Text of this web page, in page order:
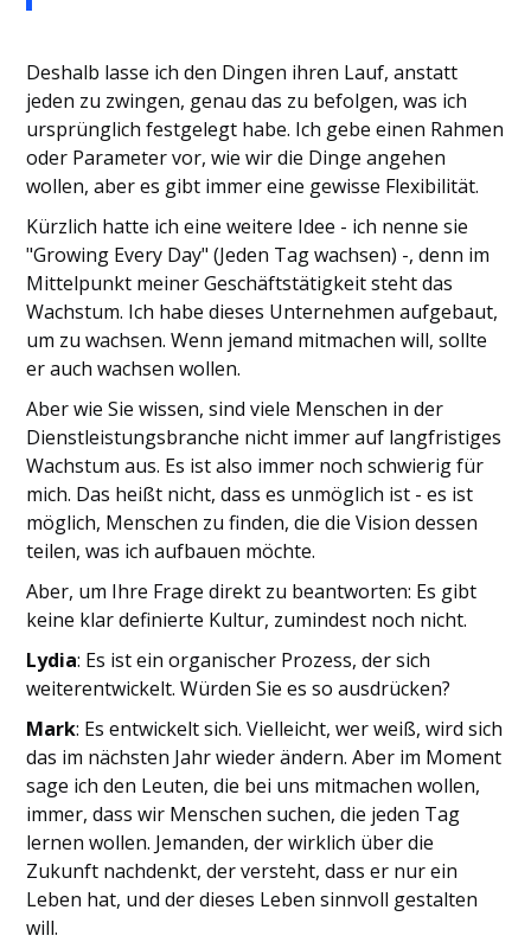
Deshalb lasse ich den Dingen ihren Lauf, anstatt
jeden zu zwingen, genau das zu befolgen, was ich
ursprünglich festgelegt habe. Ich gebe einen Rahmen
oder Parameter vor, wie wir die Dinge angehen
wollen, aber es gibt immer eine gewisse Flexibilität.
Kürzlich hatte ich eine weitere Idee - ich nenne sie
"Growing Every Day" (Jeden Tag wachsen) -, denn im
Mittelpunkt meiner Geschäftstätigkeit steht das
Wachstum. Ich habe dieses Unternehmen aufgebaut,
um zu wachsen. Wenn jemand mitmachen will, sollte
er auch wachsen wollen.
Aber wie Sie wissen, sind viele Menschen in der
Dienstleistungsbranche nicht immer auf langfristiges
Wachstum aus. Es ist also immer noch schwierig für
mich. Das heißt nicht, dass es unmöglich ist - es ist
möglich, Menschen zu finden, die die Vision dessen
teilen, was ich aufbauen möchte.
Aber, um Ihre Frage direkt zu beantworten: Es gibt
keine klar definierte Kultur, zumindest noch nicht.
Lydia: Es ist ein organischer Prozess, der sich
weiterentwickelt. Würden Sie es so ausdrücken?
Mark: Es entwickelt sich. Vielleicht, wer weiß, wird sich
das im nächsten Jahr wieder ändern. Aber im Moment
sage ich den Leuten, die bei uns mitmachen wollen,
immer, dass wir Menschen suchen, die jeden Tag
lernen wollen. Jemanden, der wirklich über die
Zukunft nachdenkt, der versteht, dass er nur ein
Leben hat, und der dieses Leben sinnvoll gestalten
will.